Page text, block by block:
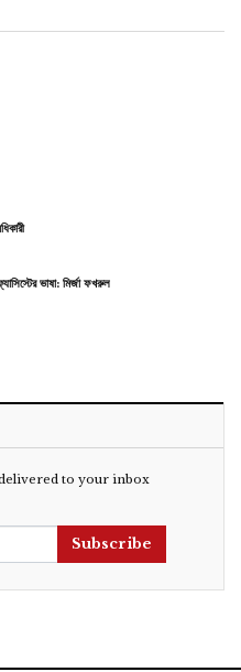
ভাষা: মির্জা ফখরুল
to your inbox
Subscribe